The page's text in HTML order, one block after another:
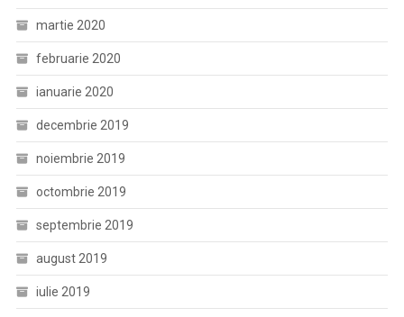
martie 2020
februarie 2020
ianuarie 2020
decembrie 2019
noiembrie 2019
octombrie 2019
septembrie 2019
august 2019
iulie 2019